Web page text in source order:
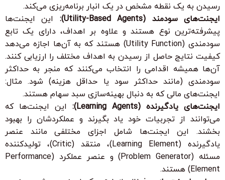
رسیدن به یک نقطه مشخص در یک انبار برنامه‌ریزی می‌کند.
ایجنت‌های سودمند (Utility-Based Agents):
این ایجنت‌ها
پیشرفته‌ترین نوع هستند و علاوه بر اهداف، دارای یک تابع
سودمندی
(Utility Function) هستند که به آن‌ها اجازه می‌دهد
کیفیت نتایج حاصل از رسیدن به اهداف مختلف را ارزیابی کنند.
آن‌ها همیشه اقدامی را انتخاب می‌کنند که منجر به حداکثر
سودمندی (مانند حداکثر سود یا حداقل هزینه) شود. مثال:
ایجنت‌های مالی که به دنبال بهینه‌سازی سبد سهام هستند.
ایجنت‌های یادگیرنده (Learning Agents):
این ایجنت‌ها که
می‌توانند از تجربیات خود یاد بگیرند و عملکردشان را بهبود
بخشند. این ایجنت‌ها شامل اجزای مختلفی مانند عنصر
یادگیرنده (Learning Element)، منتقد (Critic)،
تولیدکننده
مسئله (Problem Generator) و عنصر عملکرد
(Performance
Element) هستند.